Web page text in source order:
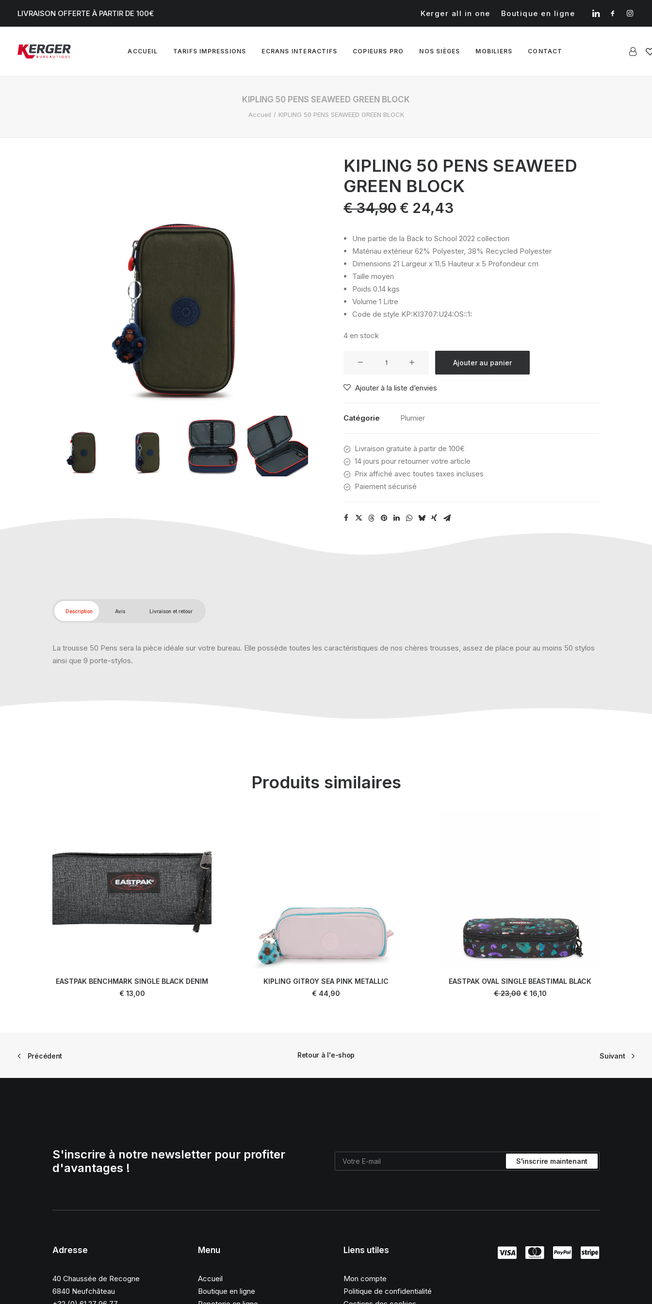
LIVRAISON OFFERTE À PARTIR DE 100€ Kerger all in one Boutique en ligne
ACCUEIL TARIFS IMPRESSIONS ECRANS INTERACTIFS COPIEURS PRO NOS SIÈGES MOBILIERS CONTACT
KIPLING 50 PENS SEAWEED GREEN BLOCK
Accueil KIPLING 50 PENS SEAWEED GREEN BLOCK
KIPLING 50 PENS SEAWEED
GREEN BLOCK
€34,90 Le
prix
initial
€ 34,90.
€ 24,43
€ 24,43.
Une partie de la Back to School 2022 collection
Matériau extérieur 62% Polyester, 38% Recycled Polyester
Dimensions 21 Largeur x 11.5 Hauteur x 5 Profondeur cm
Taille moyen
Poids 0.14 kgs
Volume 1 Litre
Code de style KP:KI3707:U24:OS::1:
4 en stock
50
SEAWEED
Ajouter au panier
Ajouter à la liste d’envies
Catégorie Plumier
Livraison gratuite à partir de 100€
14 jours pour retourner votre article
Prix affiché avec toutes taxes incluses
Paiement sécurisé
Description Avis Livraison et retour
La trousse 50 Pens sera la pièce idéale sur votre bureau. Elle possède toutes les caractéristiques de nos chères trousses, assez de place pour au moins 50 stylos
ainsi que 9 porte-stylos.
Produits similaires
EASTPAK BENCHMARK SINGLE BLACK DENIM
€ 13,00
KIPLING GITROY SEA PINK METALLIC
€ 44,90
EASTPAK OVAL SINGLE BEASTIMAL BLACK
€23,00 Le
€ 16,10Le
Précédent Retour à l'e-shop Suivant
S'inscrire à notre newsletter pour profiter
d'avantages !
Adresse
40 Chaussée de Recogne
6840 Neufchâteau
Menu
Accueil
Boutique en ligne
Liens utiles
Mon compte
Politique de confidentialité